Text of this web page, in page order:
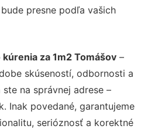
presne podľa vašich
za 1m2 Tomášov –
skúseností, odbornosti a
na správnej adrese –
Inak povedané, garantujeme
serióznosť a korektné